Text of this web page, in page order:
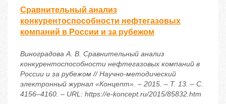
Сравнительный анализ
конкурентоспособности нефтегазовых
компаний в России и за рубежом
Виноградова А. В. Сравнительный анализ
конкурентоспособности нефтегазовых компаний в
России и за рубежом // Научно-методический
электронный журнал «Концепт». – 2015. – Т. 13. – С.
4156–4160. – URL: https://e-koncept.ru/2015/85832.htm